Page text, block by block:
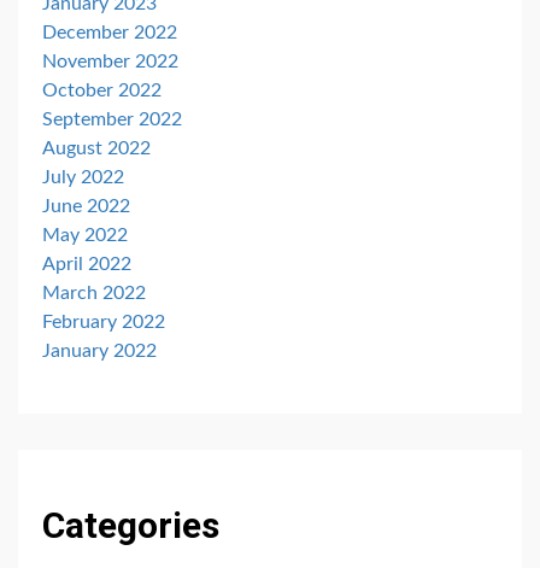
December 2022
November 2022
October 2022
September 2022
August 2022
July 2022
June 2022
May 2022
April 2022
March 2022
February 2022
January 2022
Categories